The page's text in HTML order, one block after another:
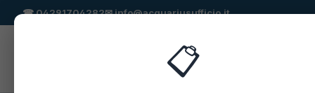
Passa alla navigazione principale
☎04291704282✉info@acquariusufficio.it
📋